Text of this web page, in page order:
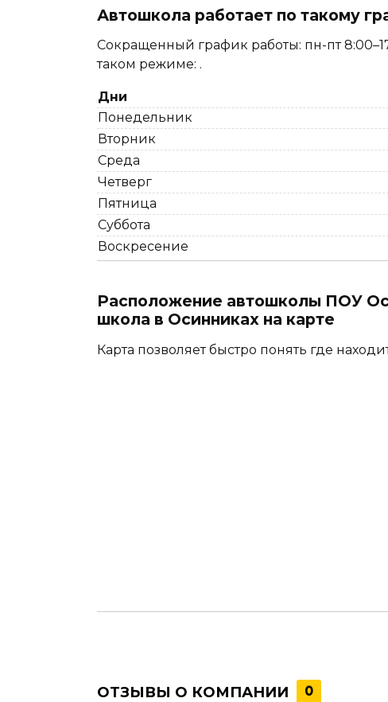
Автошкола работает по такому
Сокращенный график работы: пн-пт
таком режиме: .
Дни
Понедельник
Вторник
Среда
Четверг
Пятница
Суббота
Воскресение
Расположение автошколы ПОУ
школа в Осинниках на карте
Карта позволяет быстро понять где
ОТЗЫВЫ О КОМПАНИИ 0